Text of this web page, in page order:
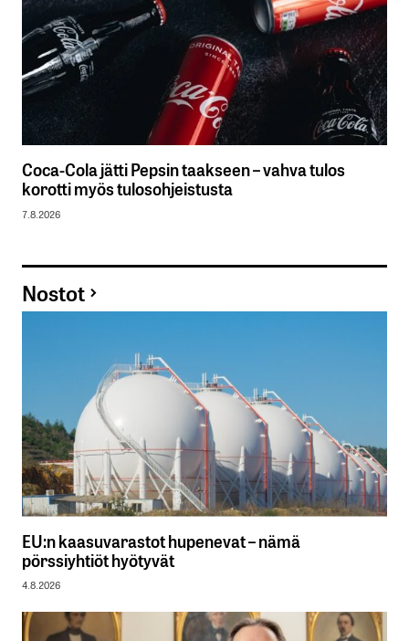
Coca-Cola jätti Pepsin taakseen – vahva tulos
korotti myös tulosohjeistusta
7.8.2026
Nostot
EU:n kaasuvarastot hupenevat – nämä
pörssiyhtiöt hyötyvät
4.8.2026